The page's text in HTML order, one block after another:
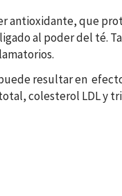
antioxidante, que
al poder del té.
resultar en
colesterol LDL y